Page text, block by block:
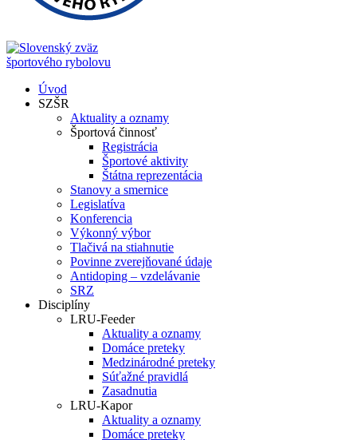
Úvod
SZŠR
Aktuality a oznamy
Športová činnosť
Registrácia
Športové aktivity
Štátna reprezentácia
Stanovy a smernice
Legislatíva
Konferencia
Výkonný výbor
Tlačivá na stiahnutie
Povinne zverejňované údaje
Antidoping – vzdelávanie
SRZ
Disciplíny
LRU-Feeder
Aktuality a oznamy
Domáce preteky
Medzinárodné preteky
Súťažné pravidlá
Zasadnutia
LRU-Kapor
Aktuality a oznamy
Domáce preteky